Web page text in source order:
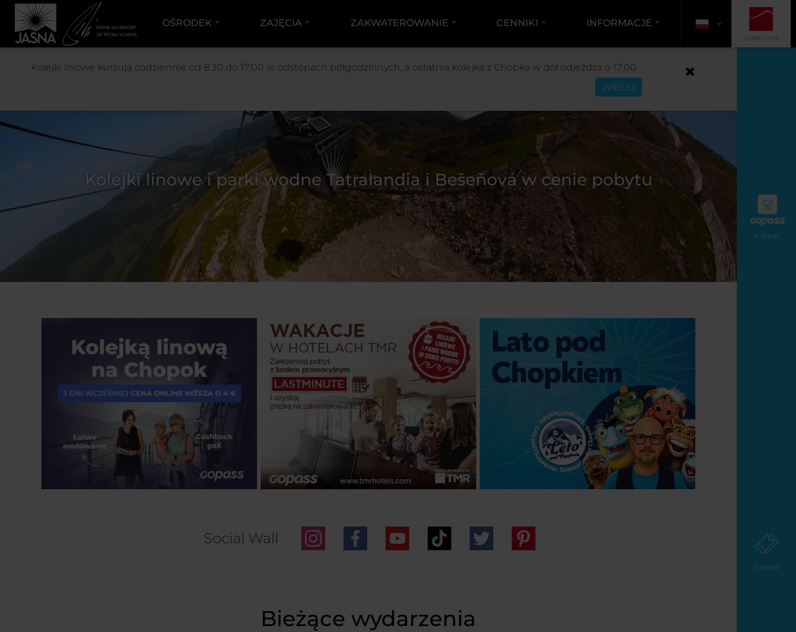
e-shop
Cennik
OŚRODEK ZAJĘCIA ZAKWATEROWANIE CENNIKI INFORMACJE
ODKRYJ TMR
Kolejki linowe i parki wodne Tatralandia i Bešeňová w cenie pobytu
Social Wall
Bieżące wydarzenia
Kolejki linowe kursują codziennie od 8:30 do 17:00 w odstępach półgodzinnych, a ostatnia kolejka z Chopka w dół odjeżdża o 17:00.
WIĘCEJ